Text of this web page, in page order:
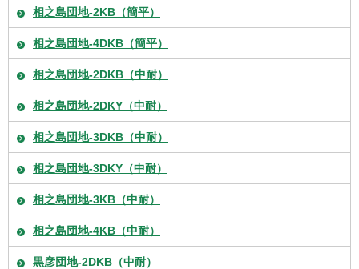
相之島団地-2KB（簡平）
相之島団地-4DKB（簡平）
相之島団地-2DKB（中耐）
相之島団地-2DKY（中耐）
相之島団地-3DKB（中耐）
相之島団地-3DKY（中耐）
相之島団地-3KB（中耐）
相之島団地-4KB（中耐）
黒彦団地-2DKB（中耐）